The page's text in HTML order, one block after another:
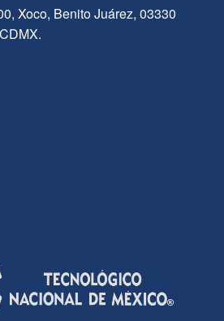
Xoco, Benito Juárez, 03330